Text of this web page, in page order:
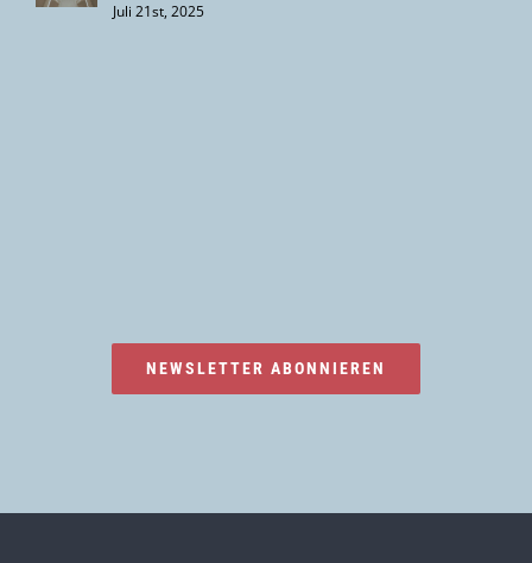
Juli 21st, 2025
NEWSLETTER ABONNIEREN